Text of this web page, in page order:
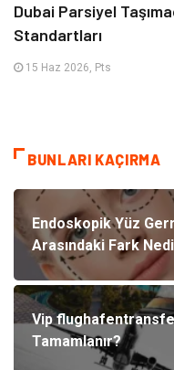
Dubai Parsiyel
Standartları
15 Haz 2026, Pts
BUNLARI KAÇIRMA
Endoskopik Yüz
Arasındaki Fark
Vip
Tamamlanır?